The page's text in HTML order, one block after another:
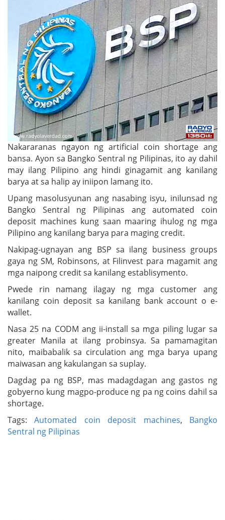
Nakararanas ngayon ng artificial coin shortage ang
bansa. Ayon sa Bangko Sentral ng Pilipinas, ito ay dahil
may ilang Pilipino ang hindi ginagamit ang kanilang
barya at sa halip ay iniipon lamang ito.
Upang masolusyunan ang nasabing isyu, inilunsad ng
Bangko Sentral ng Pilipinas ang automated coin
deposit machines kung saan maaring ihulog ng mga
Pilipino ang kanilang barya para maging credit.
Nakipag-ugnayan ang BSP sa ilang business groups
gaya ng SM, Robinsons, at Filinvest para magamit ang
mga naipong credit sa kanilang establisymento.
Pwede rin namang ilagay ng mga customer ang
kanilang coin deposit sa kanilang bank account o e-
wallet.
Nasa 25 na CODM ang ii-install sa mga piling lugar sa
greater Manila at ilang probinsya. Sa pamamagitan
nito, maibabalik sa circulation ang mga barya upang
maiwasan ang kakulangan sa suplay.
Dagdag pa ng BSP, mas madagdagan ang gastos ng
gobyerno kung magpo-produce ng pa ng coins dahil sa
shortage.
Tags:Automated coin deposit machines, Bangko
Sentral ng Pilipinas